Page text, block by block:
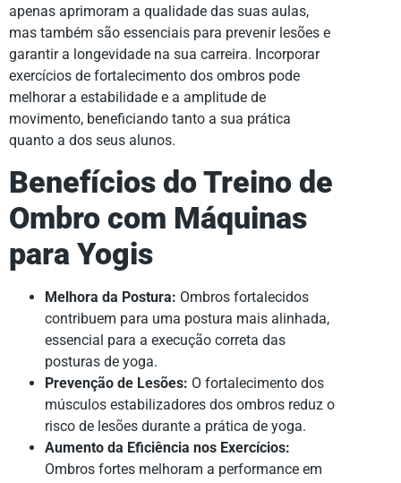
apenas aprimoram a qualidade das suas aulas,
mas também são essenciais para prevenir lesões e
garantir a longevidade na sua carreira. Incorporar
exercícios de fortalecimento dos ombros pode
melhorar a estabilidade e a amplitude de
movimento, beneficiando tanto a sua prática
quanto a dos seus alunos.
Benefícios do Treino de
Ombro com Máquinas
para Yogis
Melhora da Postura: Ombros fortalecidos
contribuem para uma postura mais alinhada,
essencial para a execução correta das
posturas de yoga.
Prevenção de Lesões: O fortalecimento dos
músculos estabilizadores dos ombros reduz o
risco de lesões durante a prática de yoga.
Aumento da Eficiência nos Exercícios:
Ombros fortes melhoram a performance em